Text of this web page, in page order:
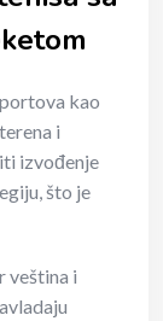
kao
i
izvođenje
što je
veština i